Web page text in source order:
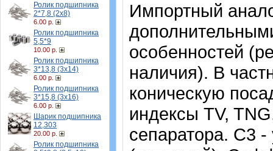
Ролик подшипника
2*7,8 (2х8)
6.00 р.
Ролик подшипника
5,5*9
10.00 р.
Ролик подшипника
3*13,8 (3х14)
6.00 р.
Ролик подшипника
3*15,8 (3х16)
6.00 р.
Шарик подшипника
12,303
20.00 р.
Ролик подшипника
Импортный
особенностей
наличия). В
коническую
индексы TV,
сепаратора. C3